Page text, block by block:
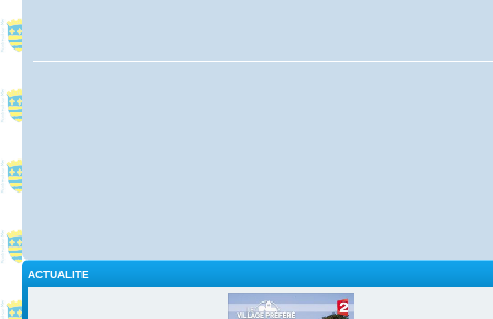
ACTUALITE